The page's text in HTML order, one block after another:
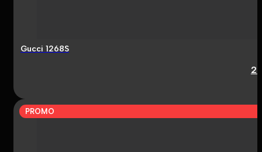
Gucci 1268S
PROMO